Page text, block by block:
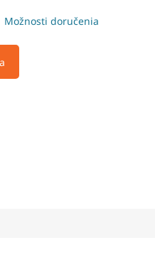
Možnosti doručenia